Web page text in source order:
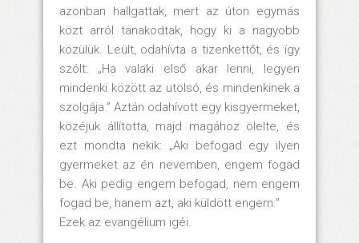
azonban hallgattak, mert az úton egymás
közt arról tanakodtak, hogy ki a nagyobb
közülük. Leült, odahívta a tizenkettőt, és így
szólt: „Ha valaki első akar lenni, legyen
mindenki között az utolsó, és mindenkinek a
szolgája.” Aztán odahívott egy kisgyermeket,
közéjük állította, majd magához ölelte, és
ezt mondta nekik: „Aki befogad egy ilyen
gyermeket az én nevemben, engem fogad
be. Aki pedig engem befogad, nem engem
fogad be, hanem azt, aki küldött engem.”
Ezek az evangélium igéi.